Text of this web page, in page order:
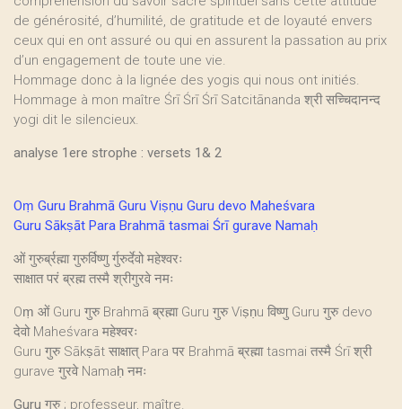
de générosité, d’humilité, de gratitude et de loyauté envers
ceux qui en ont assuré ou qui en assurent la passation au prix
d’un engagement de toute une vie.
Hommage donc à la lignée des yogis qui nous ont initiés.
Hommage à mon maître Śrī Śrī Śrī Satcitānanda श्री सच्चिदानन्द
yogi dit le silencieux.
analyse 1ere strophe : versets 1& 2
Oṃ Guru Brahmā Guru Viṣṇu Guru devo Maheśvara
Guru Sākṣāt Para Brahmā tasmai Śrī gurave Namaḥ
ओं गुरुर्ब्रह्मा गुरुर्विष्णु र्गुरुर्देवो महेश्वरः
साक्षात परं ब्रह्म तस्मै श्रीगुरवे नमः
Oṃ ओं Guru गुरु Brahmā ब्रह्मा Guru गुरु Viṣṇu विष्णु Guru गुरु devo
देवो Maheśvara महेश्वरः
Guru गुरु Sākṣāt साक्षात् Para पर Brahmā ब्रह्मा tasmai तस्मै Śrī श्री
gurave गुरवे Namaḥ नमः
Guru गुरु ; professeur, maître.